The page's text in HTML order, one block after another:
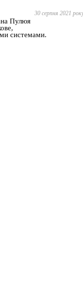
30 серпня 2021
Пулюя
системами.